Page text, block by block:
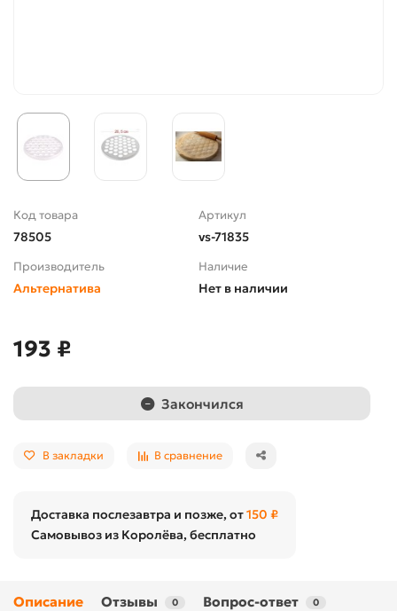
Код товара
78505
Артикул
vs-71835
Производитель
Альтернатива
Наличие
Нет в наличии
193 ₽
Закончился
В закладки В сравнение
Доставка послезавтра и позже, от150 ₽
Самовывоз из Королёва, бесплатно
Описание Отзывы 0 Вопрос-ответ 0